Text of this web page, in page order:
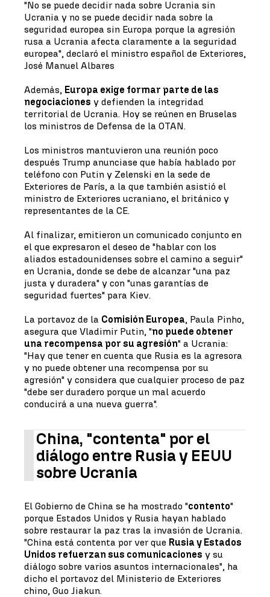
"No se puede decidir nada sobre Ucrania sin
Ucrania y no se puede decidir nada sobre la
seguridad europea sin Europa porque la agresión
rusa a Ucrania afecta claramente a la seguridad
europea", declaró el ministro español de Exteriores,
José Manuel Albares
Además, Europa exige formar parte de las
negociaciones y defienden la integridad
territorial de Ucrania. Hoy se reúnen en Bruselas
los ministros de Defensa de la OTAN.
Los ministros mantuvieron una reunión poco
después Trump anunciase que había hablado por
teléfono con Putin y Zelenski en la sede de
Exteriores de París, a la que también asistió el
ministro de Exteriores ucraniano, el británico y
representantes de la CE.
Al finalizar, emitieron un comunicado conjunto en
el que expresaron el deseo de "hablar con los
aliados estadounidenses sobre el camino a seguir"
en Ucrania, donde se debe de alcanzar "una paz
justa y duradera" y con "unas garantías de
seguridad fuertes" para Kiev.
La portavoz de la Comisión Europea, Paula Pinho,
asegura que Vladimir Putin, "no puede obtener
una recompensa por su agresión" a Ucrania:
"Hay que tener en cuenta que Rusia es la agresora
y no puede obtener una recompensa por su
agresión" y considera que cualquier proceso de paz
"debe ser duradero porque un mal acuerdo
conducirá a una nueva guerra".
China, "contenta" por el
diálogo entre Rusia y EEUU
sobre Ucrania
El Gobierno de China se ha mostrado "contento"
porque Estados Unidos y Rusia hayan hablado
sobre restaurar la paz tras la invasión de Ucrania.
"China está contenta por ver que Rusia y Estados
Unidos refuerzan sus comunicaciones y su
diálogo sobre varios asuntos internacionales", ha
dicho el portavoz del Ministerio de Exteriores
chino, Guo Jiakun.